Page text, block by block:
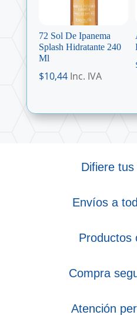
72 Sol De Ipanema
Splash Hidratante 240
Ml
$10,44 Inc. IVA
Difiere
Envíos a
Productos
Compra
Atención